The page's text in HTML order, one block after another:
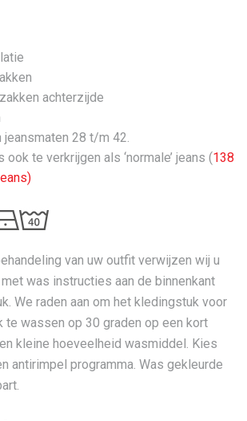
achterzijde
jeansmaten 28 t/m 42.
ook te verkrijgen als ‘normale’ jeans (138
van uw outfit verwijzen wij u
was instructies aan de binnenkant
We raden aan om het kledingstuk voor
te wassen op 30 graden op een kort
kleine hoeveelheid wasmiddel. Kies
antirimpel programma. Was gekleurde